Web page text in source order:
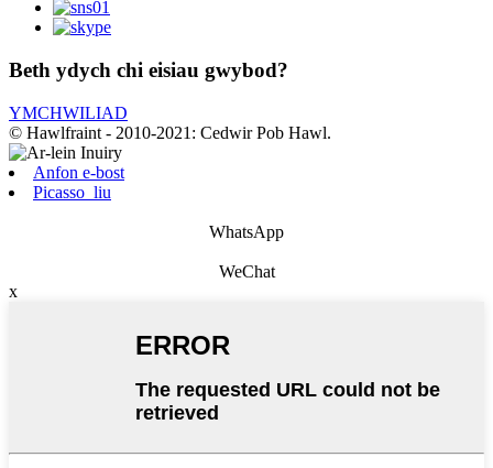
Beth ydych chi eisiau gwybod?
YMCHWILIAD
© Hawlfraint - 2010-2021: Cedwir Pob Hawl.
Anfon e-bost
Picasso_liu
WhatsApp
WeChat
x